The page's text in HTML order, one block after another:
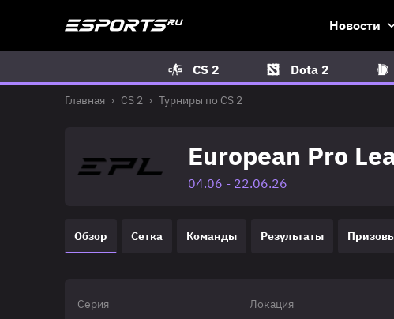
Новости
CS 2 Dota 2
Главная CS 2 Турниры по CS 2
European Pro
04.06 - 22.06.26
Обзор Сетка Команды Результаты
Серия Локация